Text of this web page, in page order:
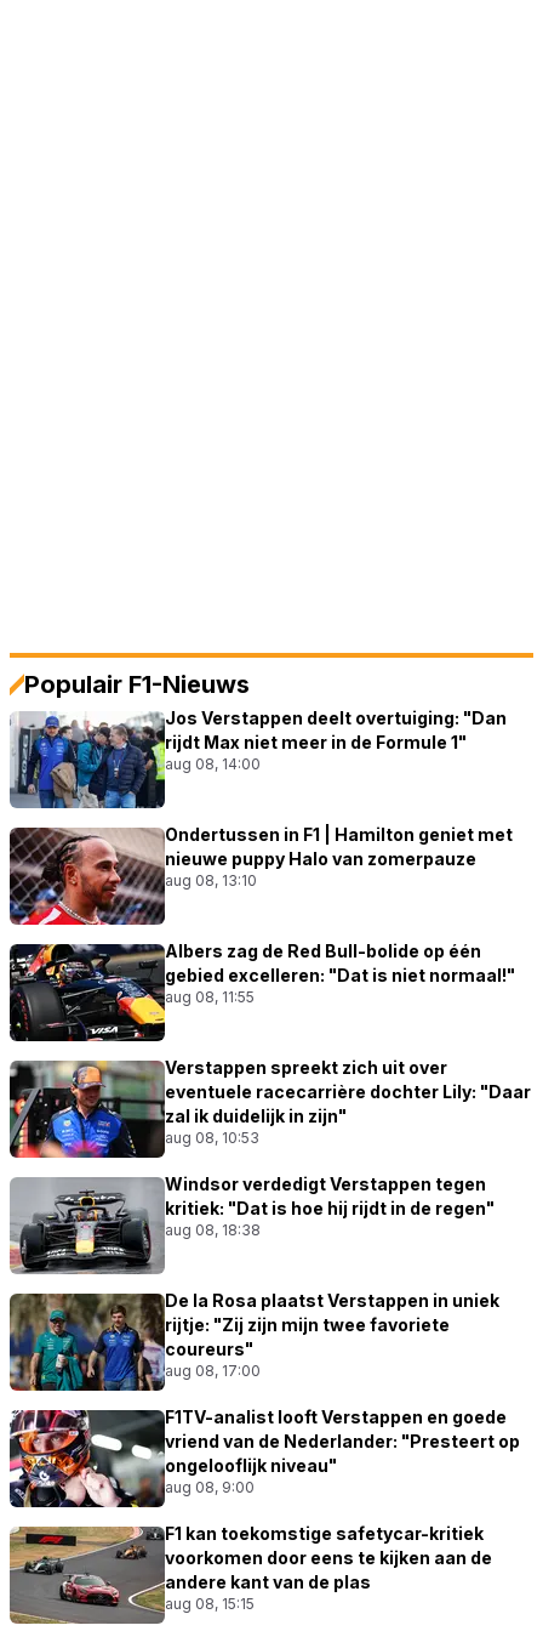
Populair F1-Nieuws
Jos Verstappen deelt overtuiging: "Dan
rijdt Max niet meer in de Formule 1"
aug 08, 14:00
Ondertussen in F1 | Hamilton geniet met
nieuwe puppy Halo van zomerpauze
aug 08, 13:10
Albers zag de Red Bull-bolide op één
gebied excelleren: "Dat is niet normaal!"
aug 08, 11:55
Verstappen spreekt zich uit over
eventuele racecarrière dochter Lily: "Daar
zal ik duidelijk in zijn"
aug 08, 10:53
Windsor verdedigt Verstappen tegen
kritiek: "Dat is hoe hij rijdt in de regen"
aug 08, 18:38
De la Rosa plaatst Verstappen in uniek
rijtje: "Zij zijn mijn twee favoriete
coureurs"
aug 08, 17:00
F1TV-analist looft Verstappen en goede
vriend van de Nederlander: "Presteert op
ongelooflijk niveau"
aug 08, 9:00
F1 kan toekomstige safetycar-kritiek
voorkomen door eens te kijken aan de
andere kant van de plas
aug 08, 15:15